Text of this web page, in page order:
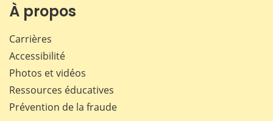
À propos
Carrières
Accessibilité
Photos et vidéos
Ressources éducatives
Prévention de la fraude